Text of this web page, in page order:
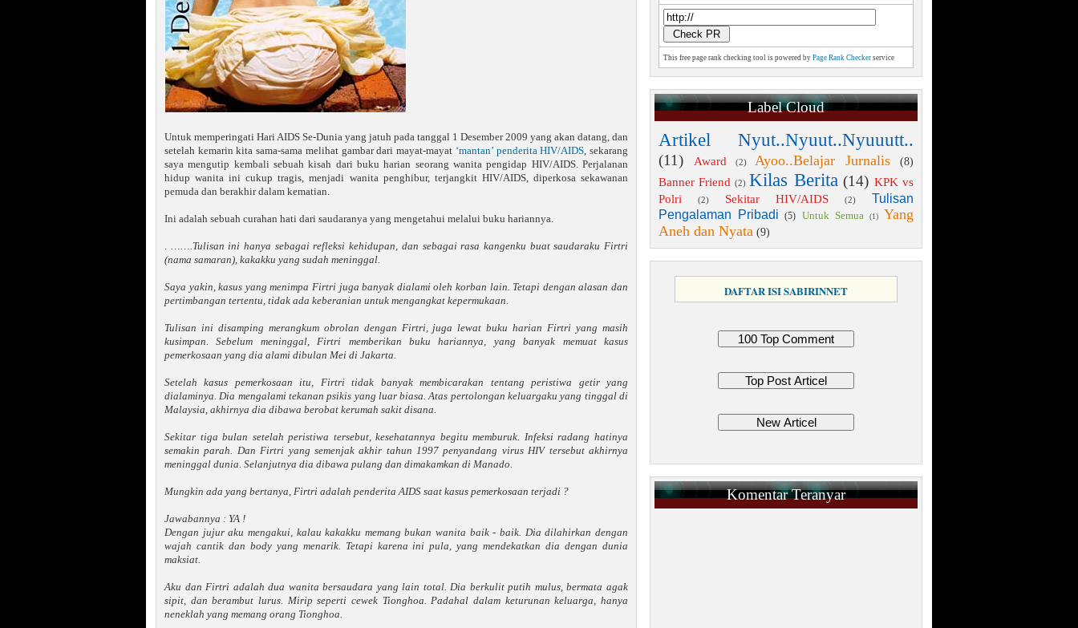
Untuk memperingati Hari AIDS Se-Dunia yang jatuh pada tanggal 1 Desember 2009 yang akan datang, dan
setelah kemarin kita sama-sama melihat gambar dari mayat-mayat ‘mantan’ penderita HIV/AIDS, sekarang
saya mengutip kembali sebuah kisah dari buku harian seorang wanita pengidap HIV/AIDS. Perjalanan
hidup wanita ini cukup tragis, menjadi wanita penghibur, terjangkit HIV/AIDS, diperkosa sekawanan
pemuda dan berakhir dalam kematian.
Ini adalah sebuah curahan hati dari saudaranya yang mengetahui melalui buku hariannya.
. …….Tulisan ini hanya sebagai refleksi kehidupan, dan sebagai rasa kangenku buat saudaraku Firtri
(nama samaran), kakakku yang sudah meninggal.
Saya yakin, kasus yang menimpa Firtri juga banyak dialami oleh korban lain. Tetapi dengan alasan dan
pertimbangan tertentu, tidak ada keberanian untuk mengangkat kepermukaan.
Tulisan ini disamping merangkum obrolan dengan Firtri, juga lewat buku harian Firtri yang masih
kusimpan. Sebelum meninggal, Firtri memberikan buku hariannya, yang banyak memuat kasus
pemerkosaan yang dia alami dibulan Mei di Jakarta.
Setelah kasus pemerkosaan itu, Firtri tidak banyak membicarakan tentang peristiwa getir yang
dialaminya. Dia mengalami tekanan psikis yang luar biasa. Atas pertolongan keluargaku yang tinggal di
Malaysia, akhirnya dia dibawa berobat kerumah sakit disana.
Sekitar tiga bulan setelah peristiwa tersebut, kesehatannya begitu memburuk. Infeksi radang hatinya
semakin parah. Dan Firtri yang semenjak akhir tahun 1997 penyandang virus HIV tersebut akhirnya
meninggal dunia. Selanjutnya dia dibawa pulang dan dimakamkan di Manado.
Mungkin ada yang bertanya, Firtri adalah penderita AIDS saat kasus pemerkosaan terjadi ?
Jawabannya : YA !
Dengan jujur aku mengakui, kalau kakakku memang bukan wanita baik - baik. Dia dilahirkan dengan
wajah cantik dan body yang menarik. Tetapi karena ini pula, yang mendekatkan dia dengan dunia
maksiat.
Aku dan Firtri adalah dua wanita bersaudara yang lain total. Dia berkulit putih mulus, bermata agak
sipit, dan berambut lurus. Mirip seperti cewek Tionghoa. Padahal dalam keturunan keluarga, hanya
neneklah yang memang orang Tionghoa.
This free page rank checking tool is powered by Page Rank Checker service
Label Cloud
Artikel Nyut..Nyuut..Nyuuutt..
(11) Award (2) Ayoo..Belajar Jurnalis
(8)
Banner Friend (2) Kilas Berita (14) KPK vs
Polri
(2) Sekitar HIV/AIDS (2)
Tulisan
Pengalaman Pribadi (5) Untuk Semua (1)
Yang
Aneh dan Nyata (9)
DAFTAR ISI SABIRINNET
Komentar Teranyar